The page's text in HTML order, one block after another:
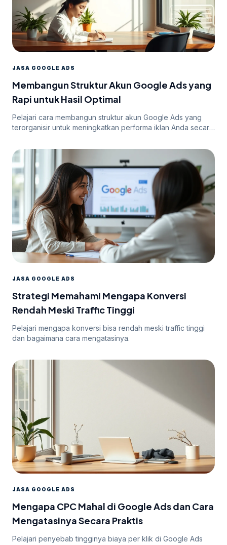
JASA GOOGLE ADS
Membangun Struktur Akun Google Ads yang
Rapi untuk Hasil Optimal
Pelajari cara membangun struktur akun Google Ads yang
terorganisir untuk meningkatkan performa iklan Anda secara
JASA GOOGLE ADS
Strategi Memahami Mengapa Konversi
Rendah Meski Traffic Tinggi
Pelajari mengapa konversi bisa rendah meski traffic tinggi
dan bagaimana cara mengatasinya.
JASA GOOGLE ADS
Mengapa CPC Mahal di Google Ads dan Cara
Mengatasinya Secara Praktis
Pelajari penyebab tingginya biaya per klik di Google Ads